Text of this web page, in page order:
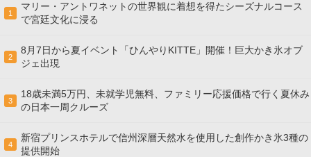
1
マリー・アントワネットの世界観に着想を得たシーズナルコース
で宮廷文化に浸る
2
8月7日から夏イベント「ひんやりKITTE」開催！巨大かき氷オブ
ジェ出現
3
18歳未満5万円、未就学児無料、ファミリー応援価格で行く夏休み
の日本一周クルーズ
4
新宿プリンスホテルで信州深層天然水を使用した創作かき氷3種の
提供開始